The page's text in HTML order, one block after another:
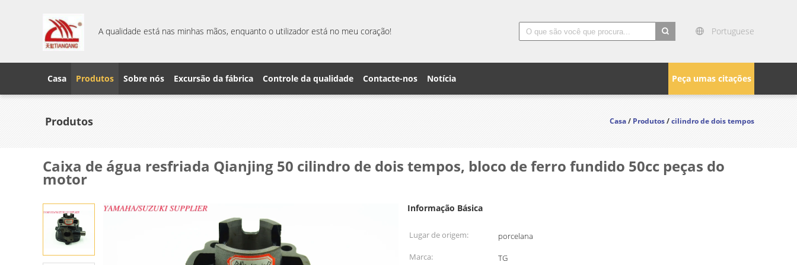
A qualidade está nas minhas mãos, enquanto o utilizador está no meu coração!
Portuguese
Peça umas citações
Casa Produtos Sobre nós Excursão da fábrica Controle da qualidade Contacte-nos Notícia
Produtos Casa/Produtos/cilindro de dois tempos
Caixa de água resfriada Qianjing 50 cilindro de dois tempos, bloco de ferro fundido 50cc peças do
motor
Informação Básica
Lugar de origem:
porcelana
Marca:
TG